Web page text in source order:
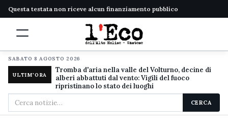
Questa testata non riceve alcun finanziamento pubblico
SABATO 8 AGOSTO 2026
ULTIM'ORA
Tromba d'aria nella valle del Volturno, decine di
alberi abbattuti dal vento: Vigili del fuoco
ripristinano lo stato dei luoghi
Cerca
nel
CERCA